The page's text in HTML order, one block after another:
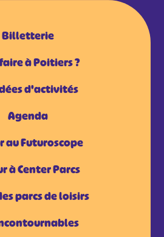
Billetterie
à Poitiers ?
d'activités
Agenda
au Futuroscope
à Center Parcs
parcs de loisirs